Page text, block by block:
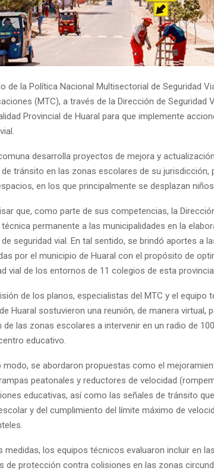
de la Política Nacional Multisectorial de Seguridad
(MTC), a través de la Dirección de Seguridad
Provincial de Huaral para que implemente
desarrolla proyectos de mejora y
tránsito en las zonas escolares de su jurisdicción,
en los que principalmente se desplazan
que, como parte de sus competencias, la
permanente a las municipalidades en la
seguridad vial. En tal sentido, se brindó aportes a
por el municipio de Huaral con el propósito de
vial de los entornos de 11 colegios de esta
de los planos, especialistas del MTC y el equipo
Huaral sostuvieron una reunión, de manera virtual,
de las zonas escolares a intervenir en un radio de
educativo.
modo, se abordaron propuestas como el
peatonales y reductores de velocidad
educativas, así como las señales de tránsito
y del cumplimiento del límite máximo de
medidas, los equipos técnicos evaluaron incluir en
de protección contra colisiones en las zonas